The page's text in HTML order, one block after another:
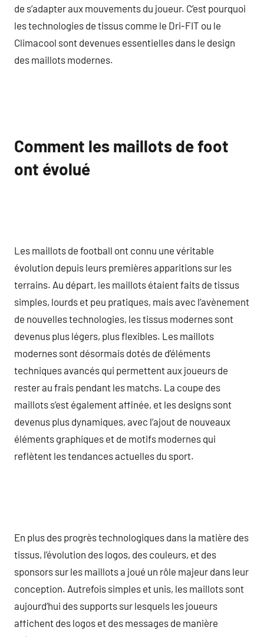
de s’adapter aux mouvements du joueur. C’est pourquoi
les technologies de tissus comme le Dri-FIT ou le
Climacool sont devenues essentielles dans le design
des maillots modernes.
Comment les maillots de foot
ont évolué
Les maillots de football ont connu une véritable
évolution depuis leurs premières apparitions sur les
terrains. Au départ, les maillots étaient faits de tissus
simples, lourds et peu pratiques, mais avec l’avènement
de nouvelles technologies, les tissus modernes sont
devenus plus légers, plus flexibles. Les maillots
modernes sont désormais dotés de d’éléments
techniques avancés qui permettent aux joueurs de
rester au frais pendant les matchs. La coupe des
maillots s’est également affinée, et les designs sont
devenus plus dynamiques, avec l’ajout de nouveaux
éléments graphiques et de motifs modernes qui
reflètent les tendances actuelles du sport.
En plus des progrès technologiques dans la matière des
tissus, l’évolution des logos, des couleurs, et des
sponsors sur les maillots a joué un rôle majeur dans leur
conception. Autrefois simples et unis, les maillots sont
aujourd’hui des supports sur lesquels les joueurs
affichent des logos et des messages de manière